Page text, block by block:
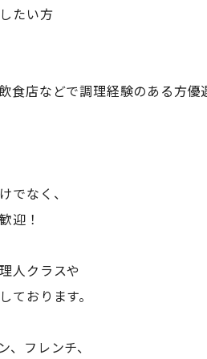
たい方
食店などで調理経験のある方優
でなく、
迎！
人クラスや
ております。
、フレンチ、